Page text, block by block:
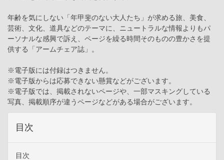
年齢を気にしない「年甲斐のない大人たち」が求める旅、美食、
芸術、文化、道具などのテーマに、ニュートラルな情報よりもパ
ーソナルな感興で訴え、ページを繰る時間そのものの豊かさを提
供する「アームチェア誌」。
※電子版には付録はつきません。
※電子版からは応募できない懸賞などがございます。
※電子版では、掲載されないページや、一部マスキングしている
写真、掲載順序が違うページなどがある場合がございます。
目次
目次